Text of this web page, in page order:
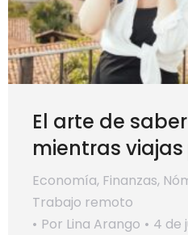
El arte de
mientras
Economía, Finanzas,
Trabajo remoto
Por Lina Arango
4 de